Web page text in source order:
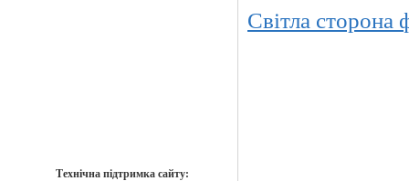
Технічна підтримка сайту:
Світла сторона